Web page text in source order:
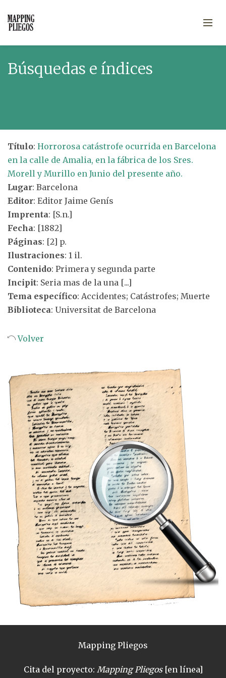
Búsquedas e índices
Título: Horrorosa catástrofe ocurrida en Barcelona
en la calle de Amalia, en la fábrica de los Sres.
Morell y Murillo en Junio del presente año.
Lugar: Barcelona
Editor: Editor Jaime Genís
Imprenta: [S.n.]
Fecha: [1882]
Páginas: [2] p.
Ilustraciones: 1 il.
Contenido: Primera y segunda parte
Incipit: Seria mas de la una [...]
Tema específico: Accidentes; Catástrofes; Muerte
Biblioteca: Universitat de Barcelona
Volver
Mapping Pliegos
Cita del proyecto: Mapping Pliegos[en línea]